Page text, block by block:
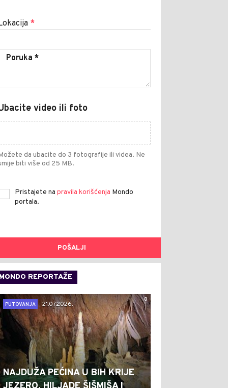
*
video ili foto
da ubacite do 3 fotografije ili videa. Ne
biti više od 25 MB.
Pristajete na pravila korišćenja Mondo
portala.
POŠALJI
MONDO REPORTAŽE
0
PUTOVANJA
21.07.2026.
NAJDUŽA PEĆINA U BIH KRIJE